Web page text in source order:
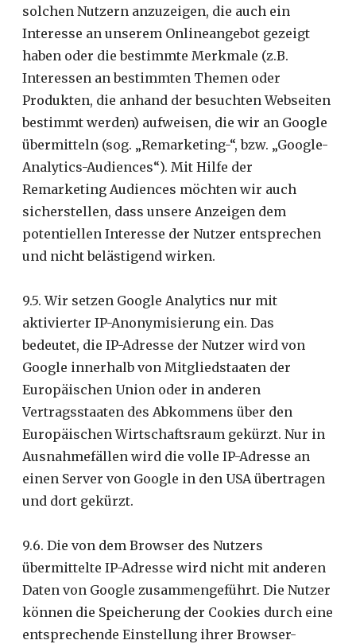
solchen Nutzern anzuzeigen, die auch ein
Interesse an unserem Onlineangebot gezeigt
haben oder die bestimmte Merkmale (z.B.
Interessen an bestimmten Themen oder
Produkten, die anhand der besuchten Webseiten
bestimmt werden) aufweisen, die wir an Google
übermitteln (sog. „Remarketing-“, bzw. „Google-
Analytics-Audiences“). Mit Hilfe der
Remarketing Audiences möchten wir auch
sicherstellen, dass unsere Anzeigen dem
potentiellen Interesse der Nutzer entsprechen
und nicht belästigend wirken.
9.5. Wir setzen Google Analytics nur mit
aktivierter IP-Anonymisierung ein. Das
bedeutet, die IP-Adresse der Nutzer wird von
Google innerhalb von Mitgliedstaaten der
Europäischen Union oder in anderen
Vertragsstaaten des Abkommens über den
Europäischen Wirtschaftsraum gekürzt. Nur in
Ausnahmefällen wird die volle IP-Adresse an
einen Server von Google in den USA übertragen
und dort gekürzt.
9.6. Die von dem Browser des Nutzers
übermittelte IP-Adresse wird nicht mit anderen
Daten von Google zusammengeführt. Die Nutzer
können die Speicherung der Cookies durch eine
entsprechende Einstellung ihrer Browser-